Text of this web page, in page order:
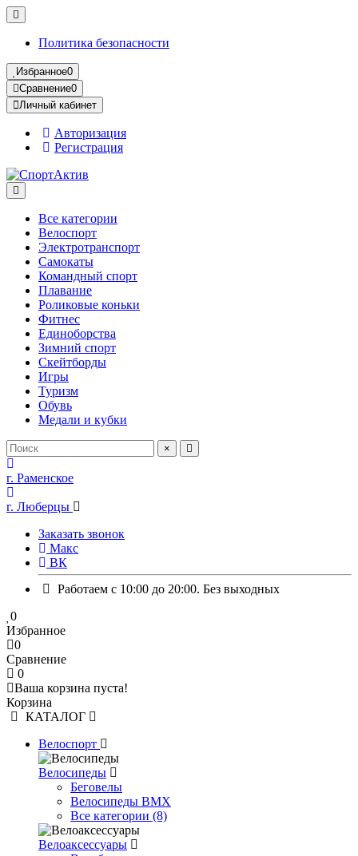
Политика безопасности
Избранное0
Сравнение0
Личный кабинет
Авторизация
Регистрация
Все категории
Велоспорт
Электротранспорт
Самокаты
Командный спорт
Плавание
Роликовые коньки
Фитнес
Единоборства
Зимний спорт
Скейтборды
Игры
Туризм
Обувь
Медали и кубки
×
г. Раменское
г. Люберцы
Заказать звонок
Макс
ВК
Работаем с 10:00 до 20:00. Без выходных
0
Избранное
0
Сравнение
0
Ваша корзина пуста!
Корзина
КАТАЛОГ
Велоспорт
Велосипеды
Беговелы
Велосипеды BMX
Все категории (8)
Велоаксессуары